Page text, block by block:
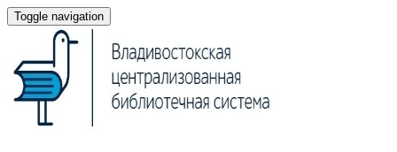
Toggle navigation